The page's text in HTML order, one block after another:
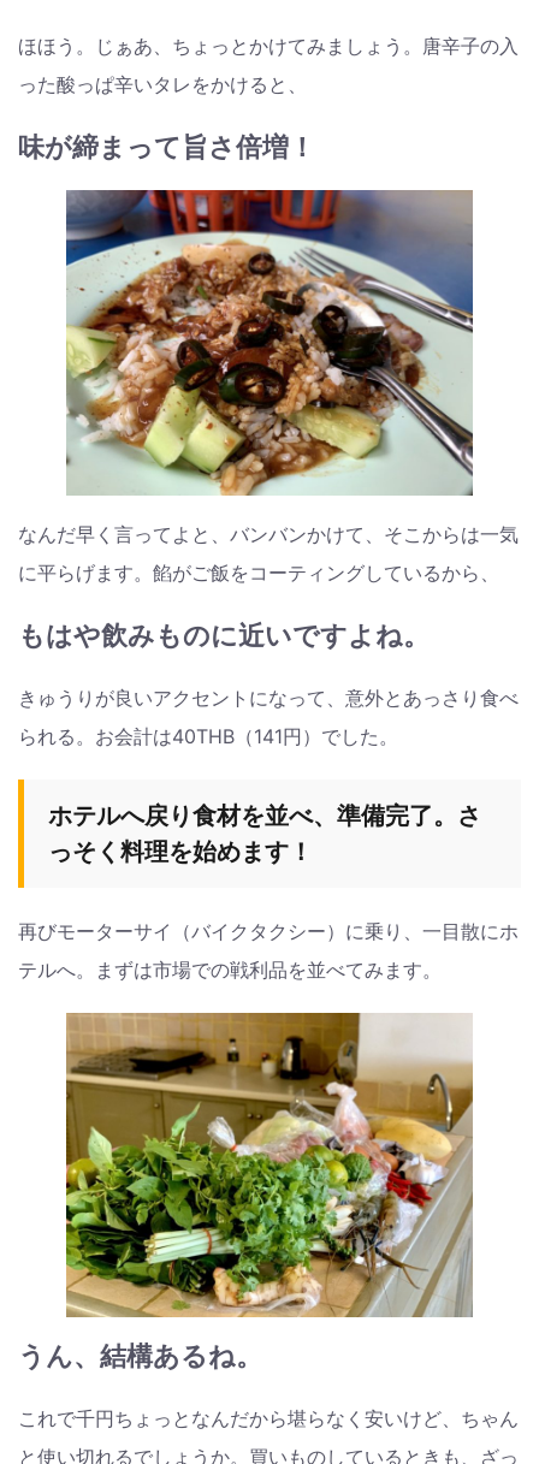
ほほう。じぁあ、ちょっとかけてみましょう。唐辛子の入
った酸っぱ辛いタレをかけると、
味が締まって旨さ倍増！
なんだ早く言ってよと、バンバンかけて、そこからは一気
に平らげます。餡がご飯をコーティングしているから、
もはや飲みものに近いですよね。
きゅうりが良いアクセントになって、意外とあっさり食べ
られる。お会計は40THB（141円）でした。
ホテルへ戻り食材を並べ、準備完了。さ
っそく料理を始めます！
再びモーターサイ（バイクタクシー）に乗り、一目散にホ
テルへ。まずは市場での戦利品を並べてみます。
うん、結構あるね。
これで千円ちょっとなんだから堪らなく安いけど、ちゃん
と使い切れるでしょうか。買いものしているときも、ざっ